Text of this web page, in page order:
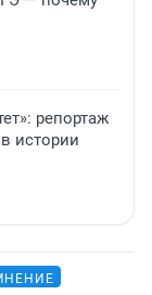
репортаж
истории